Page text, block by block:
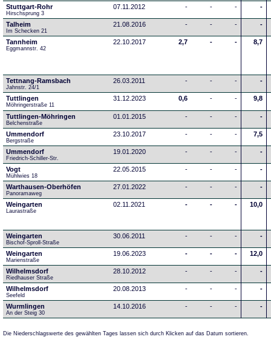
Stuttgart-Rohr
Hirschsprung 3
07.11.2012 - - - -
Talheim
Im Schecken 21
21.08.2016 - - - -
Tannheim
Eggmannstr. 42
22.10.2017 2,7 - - 8,7
Tettnang-Ramsbach
Jahnstr. 24/1
26.03.2011 - - - -
Tuttlingen
Möhringerstraße 11
31.12.2023 0,6 - - 9,8
Tuttlingen-Möhringen
Belchenstraße
01.01.2015 - - - -
Ummendorf
Bergstraße
23.10.2017 - - - 7,5
Ummendorf
Friedrich-Schiller-Str.
19.01.2020 - - - -
Vogt
Mühlwies 18
22.05.2015 - - - -
Warthausen-Oberhöfen
Panoramaweg
27.01.2022 - - - -
Weingarten
Laurastraße
02.11.2021 - - - 10,0
Weingarten
Bischof-Sproll-Straße
30.06.2011 - - - -
Weingarten
Marienstraße
19.06.2023 - - - 12,0
Wilhelmsdorf
Riedhauser Straße
28.10.2012 - - - -
Wilhelmsdorf
Seefeld
20.08.2013 - - - -
Wurmlingen
An der Steig 30
14.10.2016 - - - -
Die Niederschlagswerte des gewählten Tages lassen sich durch Klicken auf das Datum sortieren.